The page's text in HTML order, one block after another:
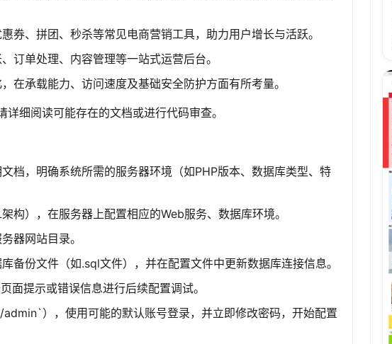
券、拼团、秒杀等常见电商营销工具，助力用户增长与活跃。
订单处理、内容管理等一站式运营后台。
在承载能力、访问速度及基础安全防护方面有所考量。
细阅读可能存在的文档或进行代码审查。
档，明确系统所需的服务器环境（如PHP版本、数据库类型、特
构），在服务器上配置相应的Web服务、数据库环境。
器网站目录。
备份文件（如.sql文件），并在配置文件中更新数据库连接信息。
面提示或错误信息进行后续配置调试。
），使用可能的默认账号登录，并立即修改密码，开始配置